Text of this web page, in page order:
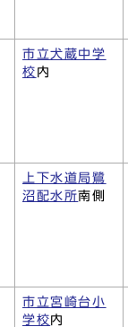
市立犬蔵中学
校 内
上下水道局鷺
沼配水所南側
市立宮崎台小
学校内